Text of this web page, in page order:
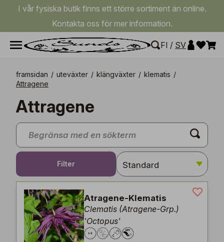
I vår fysiska butik finns ett större sortiment än online.
Kontakta oss för mer information.
FI / SV
framsidan / uteväxter / klängväxter / klematis /
Attragene
Attragene
Filter
Atragene-Klematis
Clematis (Atragene-Grp.)
'Octopus'